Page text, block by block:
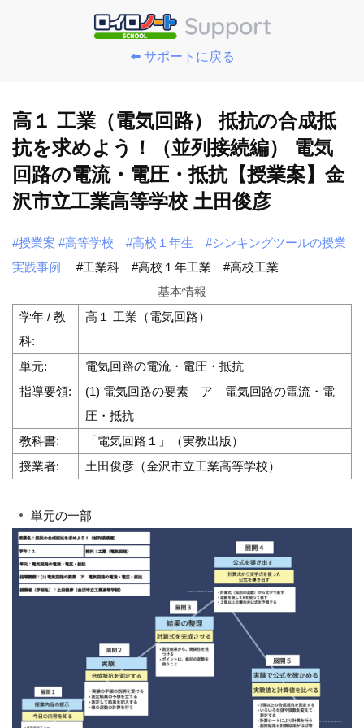
⬅️ サポートに戻る
高１ 工業（電気回路） 抵抗の合成抵
抗を求めよう！（並列接続編） 電気
回路の電流・電圧・抵抗【授業案】金
沢市立工業高等学校 土田俊彦
#授業案 #高等学校 #高校１年生
#シンキングツールの授業
実践事例
#工業科 #高校１年工業
#高校工業
基本情報
学年 / 教
科:
高１ 工業（電気回路）
単元:
電気回路の電流・電圧・抵抗
指導要領:
(1) 電気回路の要素 ア 電気回路の電流・電
圧・抵抗
教科書:
「電気回路１」（実教出版）
授業者:
土田俊彦（金沢市立工業高等学校）
単元の一部